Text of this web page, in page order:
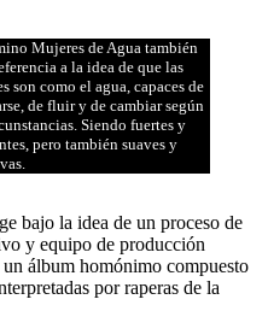
Mujeres de Agua también
a la idea de que las
son como el agua, capaces de
de fluir y de cambiar según
Siendo fuertes y
pero también suaves y
bajo la idea de un proceso de
y equipo de producción
álbum homónimo compuesto
por raperas de la